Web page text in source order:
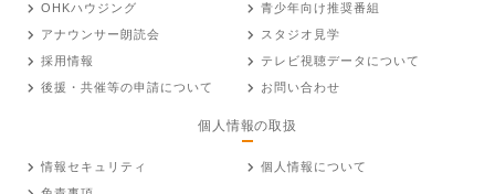
OHKハウジング
青少年向け推奨番組
アナウンサー朗読会
スタジオ見学
採用情報
テレビ視聴データについて
後援・共催等の申請について
お問い合わせ
個人情報の取扱
情報セキュリティ
個人情報について